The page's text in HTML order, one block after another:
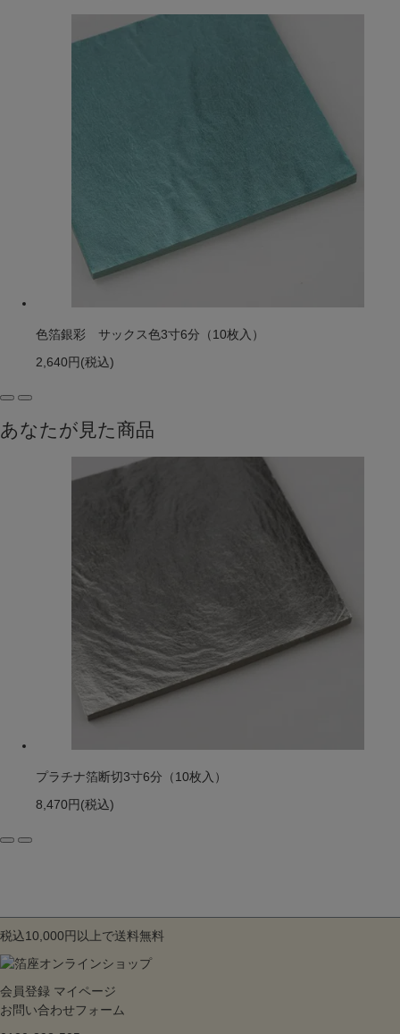
色箔銀彩 サックス色3寸6分（10枚入）
2,640円 (税込)
あなたが見た商品
プラチナ箔断切3寸6分（10枚入）
8,470円 (税込)
税込10,000円以上で送料無料
会員登録 マイページ
お問い合わせフォーム